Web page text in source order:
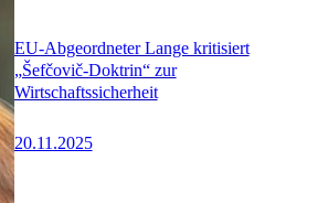
EU-Abgeordneter Lange kritisiert
„Šefčovič-Doktrin“ zur
Wirtschaftssicherheit
20.11.2025